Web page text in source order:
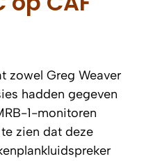
zowel Greg Weaver
hadden gegeven
1-monitoren
zien dat deze